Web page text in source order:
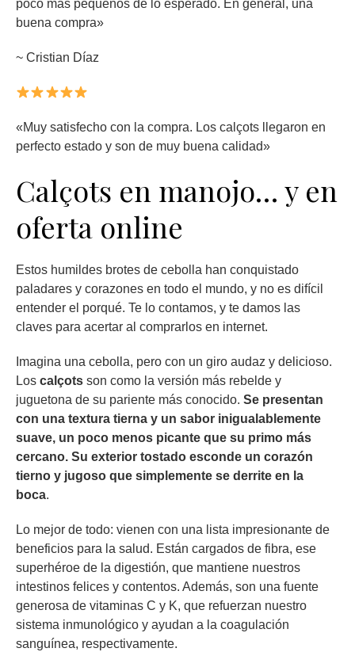
poco más pequeños de lo esperado. En general, una
buena compra»
~ Cristian Díaz
«Muy satisfecho con la compra. Los calçots llegaron en
perfecto estado y son de muy buena calidad»
Calçots en manojo… y en
oferta online
Estos humildes brotes de cebolla han conquistado
paladares y corazones en todo el mundo, y no es difícil
entender el porqué. Te lo contamos, y te damos las
claves para acertar al comprarlos en internet.
Imagina una cebolla, pero con un giro audaz y delicioso.
Los calçots son como la versión más rebelde y
juguetona de su pariente más conocido. Se presentan
con una textura tierna y un sabor inigualablemente
suave, un poco menos picante que su primo más
cercano. Su exterior tostado esconde un corazón
tierno y jugoso que simplemente se derrite en la
boca.
Lo mejor de todo: vienen con una lista impresionante de
beneficios para la salud. Están cargados de fibra, ese
superhéroe de la digestión, que mantiene nuestros
intestinos felices y contentos. Además, son una fuente
generosa de vitaminas C y K, que refuerzan nuestro
sistema inmunológico y ayudan a la coagulación
sanguínea, respectivamente.